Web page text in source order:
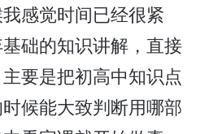
感觉时间已经很紧
础的知识讲解，直接
要是把初高中知识点
候能大致判断用哪部